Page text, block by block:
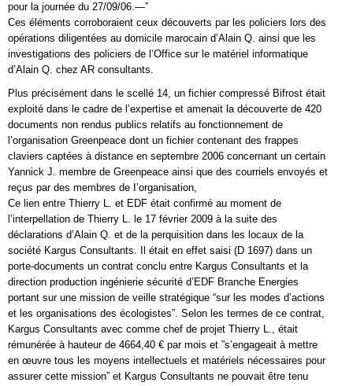
pour la journée du 27/09/06.—”
Ces éléments corroboraient ceux découverts par les policiers lors des
opérations diligentées au domicile marocain d’Alain Q. ainsi que les
investigations des policiers de l‘Office sur le matériel informatique
d’Alain Q. chez AR consultants.
Plus précisément dans le scellé 14, un fichier compressé Bifrost était
exploité dans le cadre de l’expertise et amenait la découverte de 420
documents non rendus publics relatifs au fonctionnement de
l’organisation Greenpeace dont un fichier contenant des frappes
claviers captées à distance en septembre 2006 concernant un certain
Yannick J. membre de Greenpeace ainsi que des courriels envoyés et
reçus par des membres de I’organisation,
Ce lien entre Thierry L. et EDF était confirmé au moment de
l’interpellation de Thierry L. le 17 février 2009 à la suite des
déclarations d’Alain Q. et de la perquisition dans les locaux de la
société Kargus Consultants. Il était en effet saisi (D 1697) dans un
porte-documents un contrat conclu entre Kargus Consultants et la
direction production ingénierie sécurité d’EDF Branche Energies
portant sur une mission de veille stratégique “sur les modes d’actions
et les organisations des écologistes”. Selon les termes de ce contrat,
Kargus Consultants avec comme chef de projet Thierry L., était
rémunérée à hauteur de 4664,40 € par mois et ”s’engageait à mettre
en œuvre tous les moyens intellectuels et matériels nécessaires pour
assurer cette mission” et Kargus Consultants ne pouvait être tenu